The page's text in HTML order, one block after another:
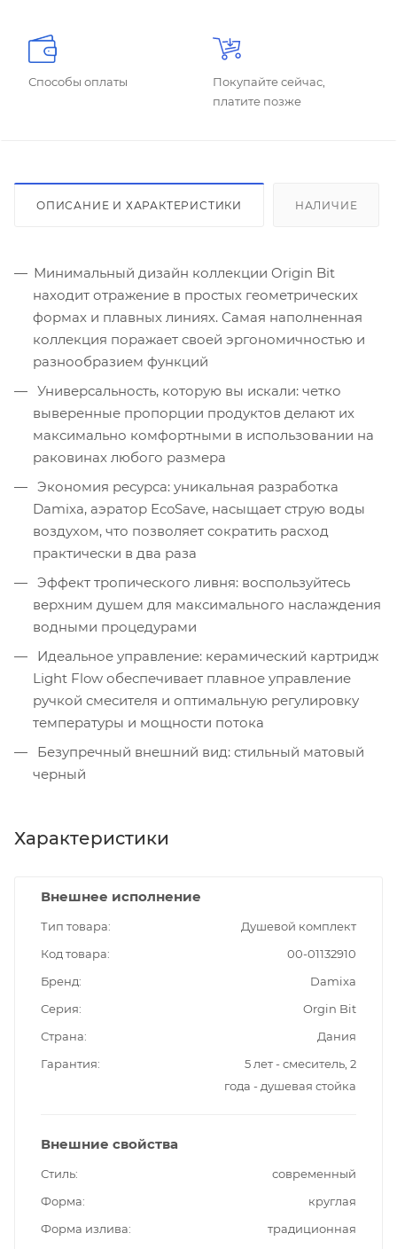
Способы оплаты
Покупайте сейчас,
платите позже
ОПИСАНИЕ И ХАРАКТЕРИСТИКИ НАЛИЧИЕ
Минимальный дизайн коллекции Origin Bit
находит отражение в простых геометрических
формах и плавных линиях. Самая наполненная
коллекция поражает своей эргономичностью и
разнообразием функций
Универсальность, которую вы искали: четко
выверенные пропорции продуктов делают их
максимально комфортными в использовании на
раковинах любого размера
Экономия ресурса: уникальная разработка
Damixa, аэратор EcoSave, насыщает струю воды
воздухом, что позволяет сократить расход
практически в два раза
Эффект тропического ливня: воспользуйтесь
верхним душем для максимального наслаждения
водными процедурами
Идеальное управление: керамический картридж
Light Flow обеспечивает плавное управление
ручкой смесителя и оптимальную регулировку
температуры и мощности потока
Безупречный внешний вид: стильный матовый
черный
Характеристики
Внешнее исполнение
Тип товара
Душевой комплект
Код товара
00-01132910
Бренд
Damixa
Серия
Orgin Bit
Страна
Дания
Гарантия
5 лет - смеситель, 2
года - душевая стойка
Внешние свойства
Стиль
современный
Форма
круглая
Форма излива
традиционная